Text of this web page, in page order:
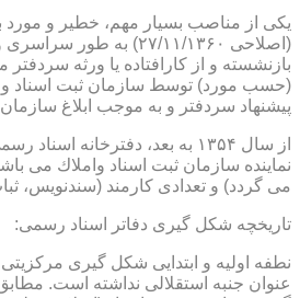
بازنشسته و از كارافتاده یا ورثه
پیشنهاد سردفتر و به موجب ابلاغ
از سال ۱۳۵۴ به بعد،
نماینده سازمان ثبت اسناد واملاك می
می گردد) و تعدادی كارمند (سندنویس،
تاریخچه شكل گیری دفاتر اسناد رسمی: